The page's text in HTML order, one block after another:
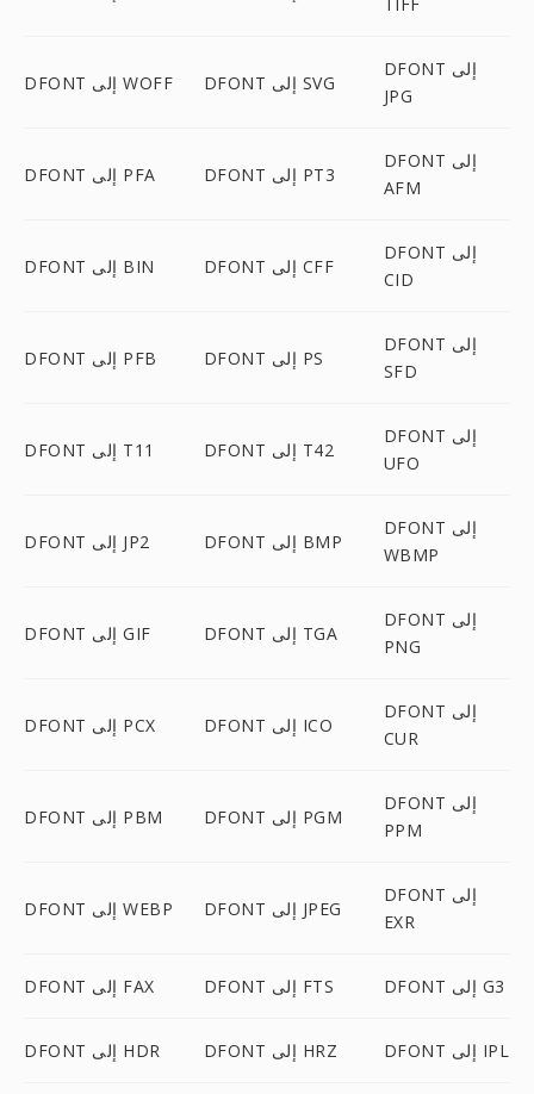
DFONT إلى WOFF DFONT إلى SVG
DFONT إلى
JPG
DFONT إلى PFA DFONT إلى PT3
DFONT إلى
AFM
DFONT إلى BIN DFONT إلى CFF
DFONT إلى
CID
DFONT إلى PFB DFONT إلى PS
DFONT إلى
SFD
DFONT إلى T11 DFONT إلى T42
DFONT إلى
UFO
DFONT إلى JP2 DFONT إلى BMP
DFONT إلى
WBMP
DFONT إلى GIF DFONT إلى TGA
DFONT إلى
PNG
DFONT إلى PCX DFONT إلى ICO
DFONT إلى
CUR
DFONT إلى PBM DFONT إلى PGM
DFONT إلى
PPM
DFONT إلى WEBP DFONT إلى JPEG
DFONT إلى
EXR
DFONT إلى FAX DFONT إلى FTS DFONT إلى G3
DFONT إلى HDR DFONT إلى HRZ DFONT إلى IPL